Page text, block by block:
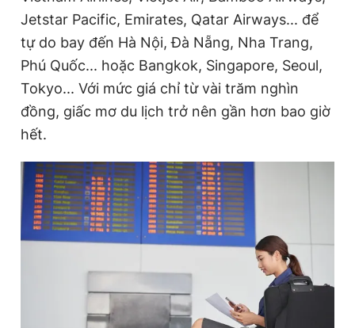
Hotline
0906 645 777
Liên hệ quảng cáo
0908 780 404
Đặt báo Quảng cáo RSS Tòa soạn Chính sách bảo
Tổng biên tập: Nguyễn Ngọc Toàn
Phó tổng biên tập: Lâm Hiếu Dũng
Phó tổng biên tập: Trần Việt Hưng
Tổng thư ký tòa soạn: Đức Trung
Giấy phép xuất bản số 110/GP - BTTTT cấp ngày 24.3.2020
© 2003-2026 Bản quyền thuộc về Báo Thanh Niên. Cấm sao
chép dưới mọi hình thức nếu không có sự chấp thuận bằng văn
bản. Phát triển bởi ePi Technologies, JSC.
Jetstar Pacific, Emirates, Qatar Airways... để
tự do bay đến Hà Nội, Đà Nẵng, Nha Trang,
Phú Quốc... hoặc Bangkok, Singapore, Seoul,
Tokyo... Với mức giá chỉ từ vài trăm nghìn
đồng, giấc mơ du lịch trở nên gần hơn bao giờ
hết.